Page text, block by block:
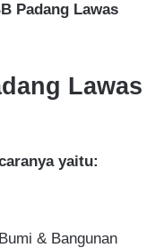
Padang Lawas
Lawas
yaitu:
& Bangunan